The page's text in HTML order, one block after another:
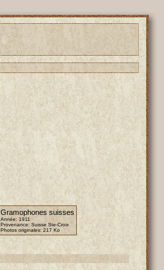
Gramophones suisses
Année: 1911
Provenance: Suisse Ste-Croix
Photos originales: 217 Ko